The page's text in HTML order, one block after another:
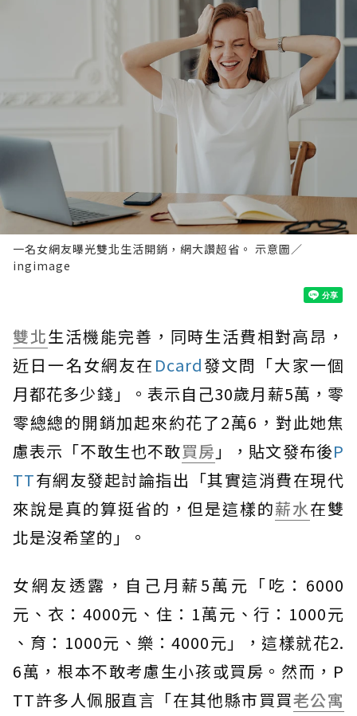
一名女網友曝光雙北生活開銷，網大讚超省。 示意圖／
ingimage
雙北生活機能完善，同時生活費相對高昂，
近日一名女網友在 Dcard發文問「大家一個
月都花多少錢」。表示自己30歲月薪5萬，零
零總總的開銷加起來約花了2萬6，對此她焦
慮表示「不敢生也不敢買房 」，貼文發布後P
TT有網友發起討論指出「其實這消費在現代
來說是真的算挺省的，但是這樣的薪水在雙
北是沒希望的」。
女網友透露，自己月薪5萬元「吃：6000
元、衣：4000元、住：1萬元、行：1000元
、育：1000元、樂：4000元」，這樣就花2.
6萬，根本不敢考慮生小孩或買房。然而，P
TT許多人佩服直言「在其他縣市買買老公寓